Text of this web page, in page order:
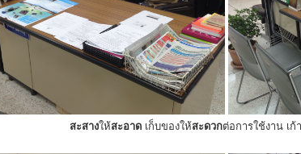
สะสางให้สะอาดเก็บของให้สะดวกต่อการใช้งาน เก้